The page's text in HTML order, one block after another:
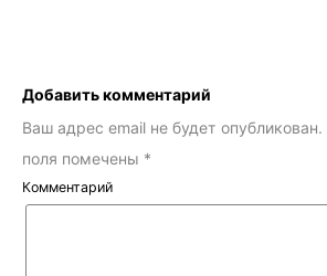
Добавить комментарий
Ваш адрес email не будет опубликован.
поля помечены *
Комментарий